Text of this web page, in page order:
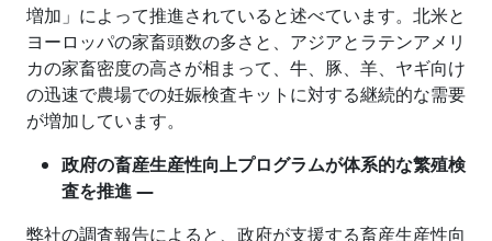
増加」によって推進されていると述べています。北米と
ヨーロッパの家畜頭数の多さと、アジアとラテンアメリ
カの家畜密度の高さが相まって、牛、豚、羊、ヤギ向け
の迅速で農場での妊娠検査キットに対する継続的な需要
が増加しています。
政府の畜産生産性向上プログラムが体系的な繁殖検
査を推進 ―
弊社の調査報告によると、政府が支援する畜産生産性向